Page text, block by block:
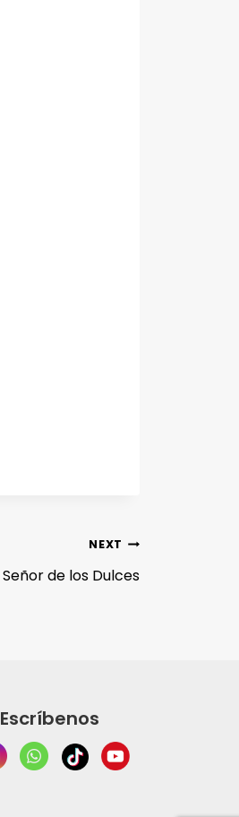
NEXT
Señor de los Dulces